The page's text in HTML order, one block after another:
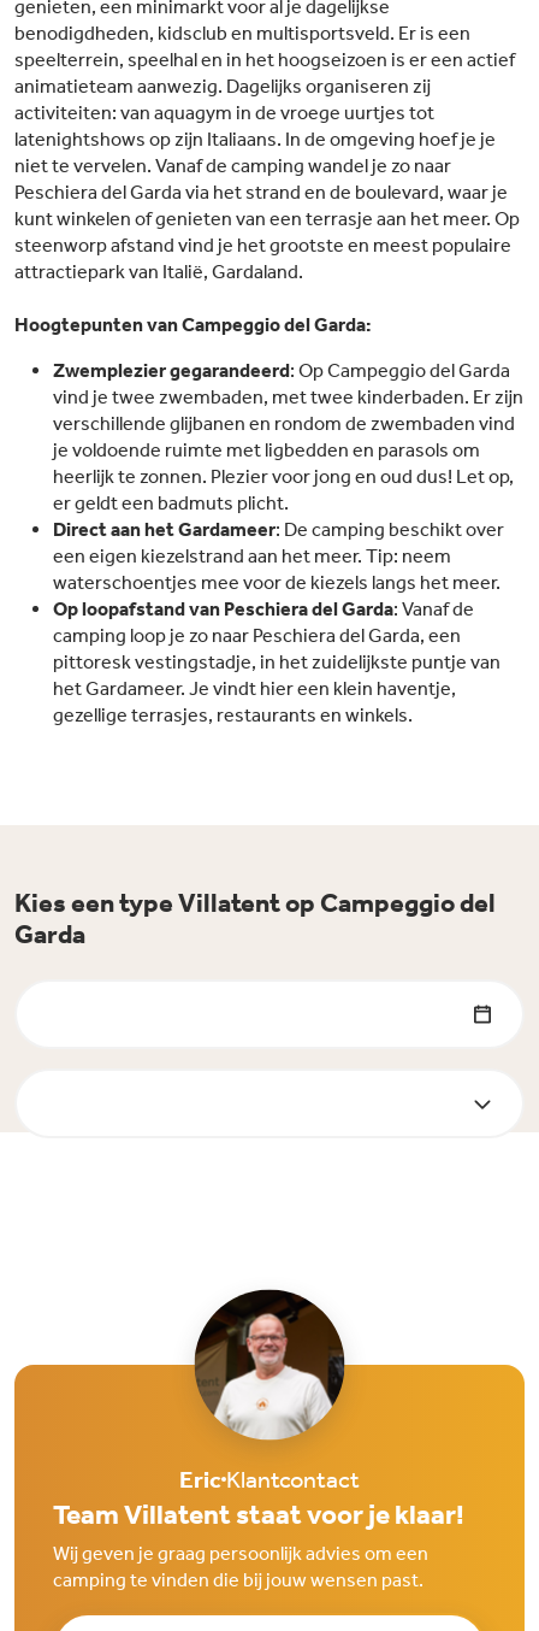
genieten, een minimarkt voor al je dagelijkse
benodigdheden, kidsclub en multisportsveld. Er is een
speelterrein, speelhal en in het hoogseizoen is er een actief
animatieteam aanwezig. Dagelijks organiseren zij
activiteiten: van aquagym in de vroege uurtjes tot
latenightshows op zijn Italiaans. In de omgeving hoef je je
niet te vervelen. Vanaf de camping wandel je zo naar
Peschiera del Garda via het strand en de boulevard, waar je
kunt winkelen of genieten van een terrasje aan het meer. Op
steenworp afstand vind je het grootste en meest populaire
attractiepark van Italië, Gardaland.
Hoogtepunten van Campeggio del Garda:
Zwemplezier gegarandeerd: Op Campeggio del Garda
vind je twee zwembaden, met twee kinderbaden. Er zijn
verschillende glijbanen en rondom de zwembaden vind
je voldoende ruimte met ligbedden en parasols om
heerlijk te zonnen. Plezier voor jong en oud dus! Let op,
er geldt een badmuts plicht.
Direct aan het Gardameer: De camping beschikt over
een eigen kiezelstrand aan het meer. Tip: neem
waterschoentjes mee voor de kiezels langs het meer.
Op loopafstand van Peschiera del Garda: Vanaf de
camping loop je zo naar Peschiera del Garda, een
pittoresk vestingstadje, in het zuidelijkste puntje van
het Gardameer. Je vindt hier een klein haventje,
gezellige terrasjes, restaurants en winkels.
Kies een type Villatent op Campeggio del
Garda
Eric Klantcontact
Team Villatent staat voor je klaar!
Wij geven je graag persoonlijk advies om een
camping te vinden die bij jouw wensen past.